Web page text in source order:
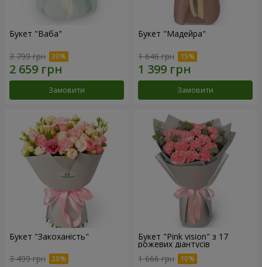
Букет "Ваба"
3 799 грн
Замовити
Букет "Мадейра"
1 646 грн
Замовити
Букет "Закоханість"
3 499 грн
Букет "Pink vision" з 17
рожевих діантусів
1 666 грн